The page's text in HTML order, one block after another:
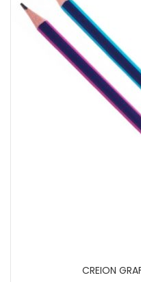
CREION